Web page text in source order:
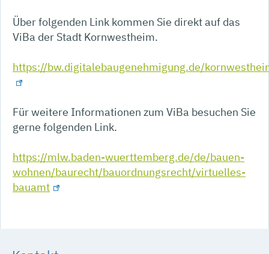
Über folgenden Link kommen Sie direkt auf das
ViBa der Stadt Kornwestheim.
https://bw.digitalebaugenehmigung.de/
Für weitere Informationen zum ViBa besuchen Sie
gerne folgenden Link.
https://mlw.baden-wuerttemberg.de/de/bauen-
wohnen/baurecht/bauordnungsrecht/virtuelles-
bauamt